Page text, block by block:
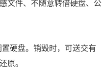
文件、不随意转借硬盘、公
硬盘。销毁时，可送交有
原。